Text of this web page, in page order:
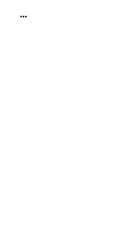
...